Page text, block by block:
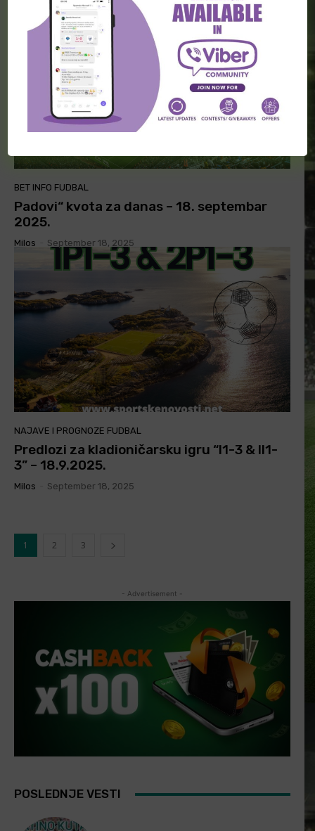
BET INFO FUDBAL
Padovi“ kvota za danas – 18. septembar
2025.
Milos September 18, 2025
NAJAVE I PROGNOZE FUDBAL
Predlozi za kladioničarsku igru “I1-3 & II1-
3” – 18.9.2025.
Milos September 18, 2025
1 2 3
- Advertisement -
POSLEDNJE VESTI